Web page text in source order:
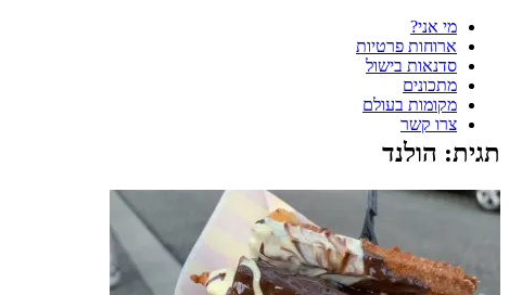
מי אני?
ארוחות פרטיות
סדנאות בישול
מתכונים
מקומות בעולם
צרו קשר
תגית: הולנד